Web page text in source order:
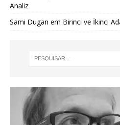
Analiz
Sami Dugan em Birinci ve İkinci